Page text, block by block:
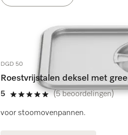
DGD 50
Roestvrijstalen deksel met
5
5 sterren op 5
(5 beoordelingen)
voor stoomovenpannen.